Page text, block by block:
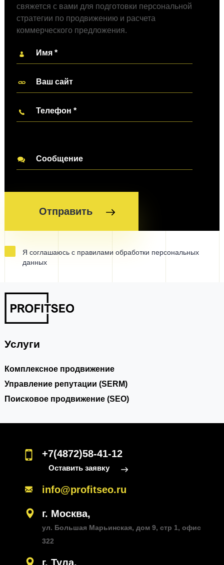
свяжется с вами для подготовки персональной
стратегии по продвижению и расчета
коммерческого предложения.
Отправить
Я соглашаюсь с правилами обработки персональных
данных
Услуги
Комплексное продвижение
Управление репутации (SERM)
Поисковое продвижение (SEO)
+7(4872)58-41-12
Оставить заявку
info@profitseo.ru
г. Москва,
ул. Большая Марьинская, дом 9, стр 1, офис
322
г. Тула,